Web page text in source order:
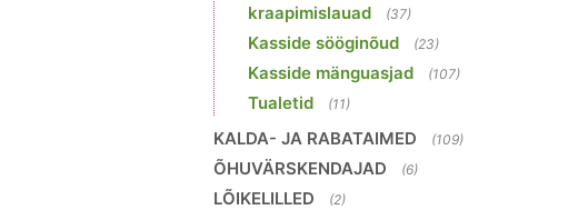
kraapimislauad
(37)
Kasside sööginõud (23)
Kasside mänguasjad (107)
Tualetid (11)
KALDA- JA RABATAIMED (109)
ÕHUVÄRSKENDAJAD (6)
LÕIKELILLED (2)